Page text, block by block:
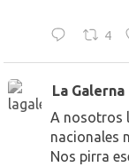
4
La Galerna
A nosotros
nacionales
Nos pirra